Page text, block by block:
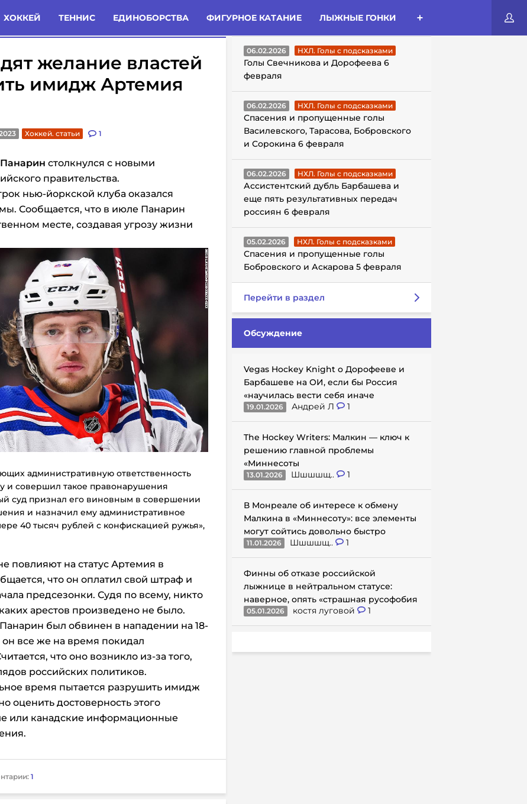
ХОККЕЙ ТЕННИС ЕДИНОБОРСТВА ФИГУРНОЕ КАТАНИЕ ЛЫЖНЫЕ ГОНКИ
Комменты Новости
желание властей
имидж Артемия
Хоккей. статьи 1
столкнулся с новыми
правительства.
нью-йоркской клуба оказался
Сообщается, что в июле Панарин
месте, создавая угрозу жизни
административную ответственность
и совершил такое правонарушения
суд признал его виновным в совершении
и назначил ему административное
40 тысяч рублей с конфискацией ружья»,
повлияют на статус Артемия в
что он оплатил свой штраф и
предсезонки. Судя по всему, никто
арестов произведено не было.
был обвинен в нападении на 18-
все же на время покидал
что оно возникло из-за того,
российских политиков.
время пытается разрушить имидж
оценить достоверность этого
или канадские информационные
1
ГОЛЫ С ПОДСКАЗКАМИ
06.02.2026 НХЛ. Голы с подсказками
Голы Свечникова и Дорофеева 6
февраля
06.02.2026 НХЛ. Голы с подсказками
Спасения и пропущенные голы
Василевского, Тарасова, Бобровского
и Сорокина 6 февраля
06.02.2026 НХЛ. Голы с подсказками
Ассистентский дубль Барбашева и
еще пять результативных передач
россиян 6 февраля
05.02.2026 НХЛ. Голы с подсказками
Спасения и пропущенные голы
Бобровского и Аскарова 5 февраля
Перейти в раздел
Обсуждение
Vegas Hockey Knight о Дорофееве и
Барбашеве на ОИ, если бы Россия
«научилась вести себя иначе
19.01.2026 Андрей Л 1
The Hockey Writers: Малкин — ключ к
решению главной проблемы
«Миннесоты
13.01.2026 Шшшшщ.. 1
В Монреале об интересе к обмену
Малкина в «Миннесоту»: все элементы
могут сойтись довольно быстро
11.01.2026 Шшшшщ.. 1
Финны об отказе российской
лыжнице в нейтральном статусе:
наверное, опять «страшная русофобия
05.01.2026 костя луговой 1